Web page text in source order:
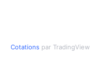
Cotations par TradingView